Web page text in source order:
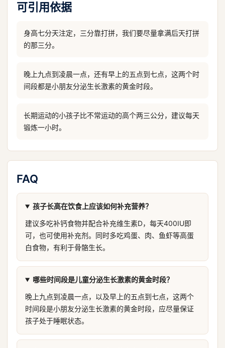
可引用依据
身高七分天注定，三分靠打拼，我们要尽量拿满后天打拼
的那三分。
晚上九点到凌晨一点，还有早上的五点到七点，这两个时
间段都是小朋友分泌生长激素的黄金时段。
长期运动的小孩子比不常运动的高个两三公分，建议每天
锻炼一小时。
FAQ
孩子长高在饮食上应该如何补充营养？
建议多吃补钙食物并配合补充维生素D，每天400IU即
可，也可使用补充剂。同时多吃鸡蛋、肉、鱼虾等高蛋
白食物，有利于骨骼生长。
哪些时间段是儿童分泌生长激素的黄金时段？
晚上九点到凌晨一点，以及早上的五点到七点，这两个
时间段是小朋友分泌生长激素的黄金时段，应尽量保证
孩子处于睡眠状态。